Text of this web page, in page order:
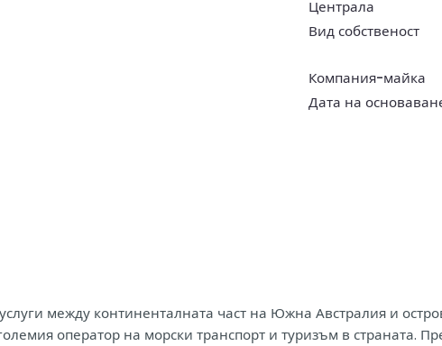
Централа
Вид собственост
Компания-майка
Дата на
между континенталната част на Южна Австралия и
оператор на морски транспорт и туризъм в страната.